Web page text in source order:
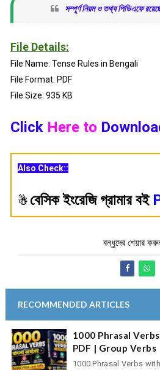
সম্পূর্ণ নিয়ম ও তথ্য পিডিএফে
File Details:
File Name: Tense Rules in Bengali
File Format: PDF
File Size: 935 KB
ClickHere to
Also Check::
☃ বেসিক ইংরেজি গ্রামার বই
বন্ধুদের শেয়ার
RECOMMENDED ARTICLES
1000 Phrasal
PDF | Group Verbs
1000 Phrasal Verbs